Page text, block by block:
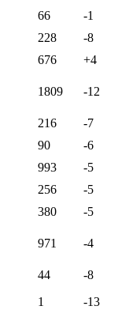
66
-1
228
-8
676 +4
1809 -12
216
-7
90
-6
993
-5
256
-5
380
-5
971 -4
44
-8
1
-13